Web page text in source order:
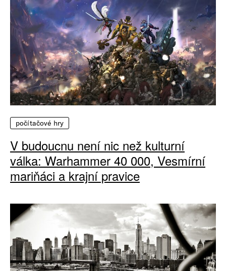
počítačové hry
V budoucnu není nic než kulturní
válka: Warhammer 40 000, Vesmírní
mariňáci a krajní pravice